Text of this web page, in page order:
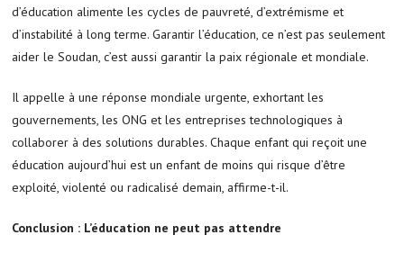
d’éducation alimente les cycles de pauvreté, d’extrémisme et
d’instabilité à long terme. Garantir l’éducation, ce n’est pas seulement
aider le Soudan, c’est aussi garantir la paix régionale et mondiale.
Il appelle à une réponse mondiale urgente, exhortant les
gouvernements, les ONG et les entreprises technologiques à
collaborer à des solutions durables. Chaque enfant qui reçoit une
éducation aujourd’hui est un enfant de moins qui risque d’être
exploité, violenté ou radicalisé demain, affirme-t-il.
Conclusion : L’éducation ne peut pas attendre